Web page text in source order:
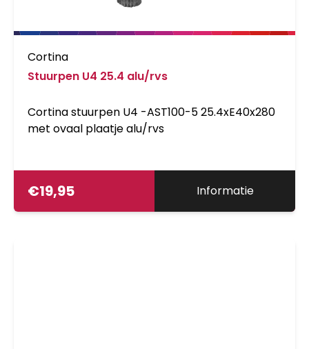
Cortina
Stuurpen U4 25.4 alu/rvs
Cortina stuurpen U4 -AST100-5 25.4xE40x280
met ovaal plaatje alu/rvs
€19,95 Informatie